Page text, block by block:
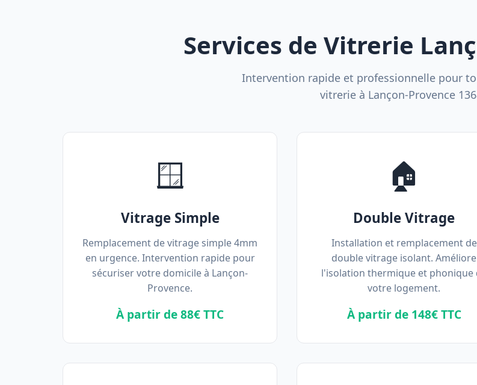
Services de Vitrerie
Intervention rapide et professionnelle pour
vitrerie à Lançon-Provence
🪟
Vitrage Simple
Remplacement de vitrage simple 4mm
en urgence. Intervention rapide pour
sécuriser votre domicile à Lançon-
Provence.
À partir de 88€ TTC
🏠
Double Vitrage
Installation et remplacement de
double vitrage isolant. Améliore
l'isolation thermique et phonique
votre logement.
À partir de 148€ TTC